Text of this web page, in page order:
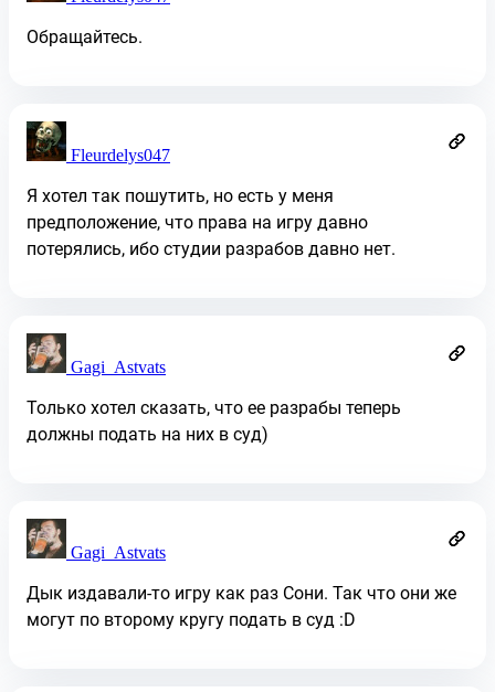
Обращайтесь.
Fleurdelys047
Я хотел так пошутить, но есть у меня
предположение, что права на игру давно
потерялись, ибо студии разрабов давно нет.
Gagi_Astvats
Только хотел сказать, что ее разрабы теперь
должны подать на них в суд)
Gagi_Astvats
Дык издавали-то игру как раз Сони. Так что они же
могут по второму кругу подать в суд :D